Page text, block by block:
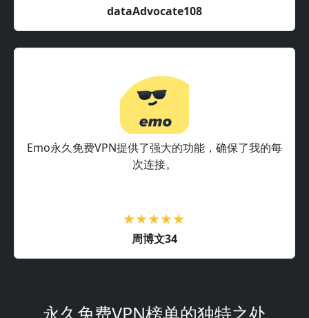
dataAdvocate108
Emo永久免费VPN提供了强大的功能，确保了我的每
次连接。
周博文34
永久免费VPN榜单的独特之处